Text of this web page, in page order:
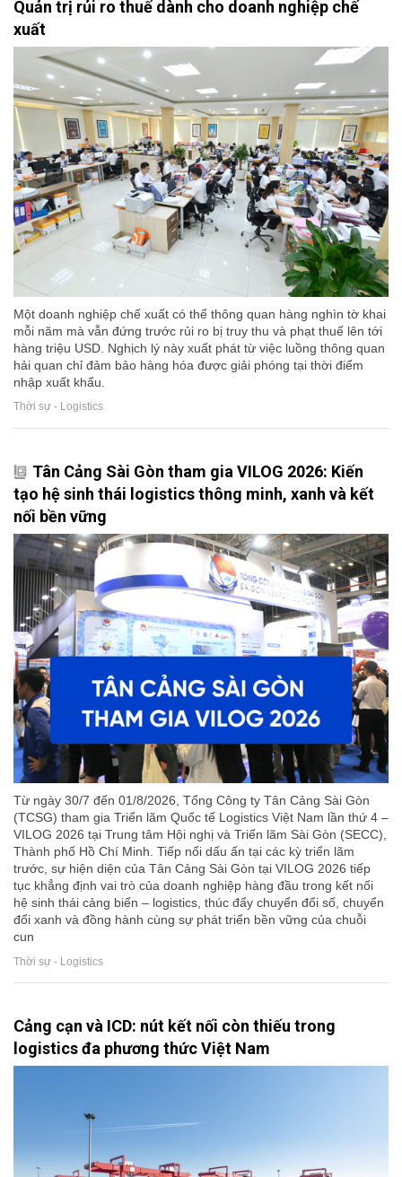
Quản trị rủi ro thuế dành cho doanh nghiệp chế
xuất
Một doanh nghiệp chế xuất có thể thông quan hàng nghìn tờ khai
mỗi năm mà vẫn đứng trước rủi ro bị truy thu và phạt thuế lên tới
hàng triệu USD. Nghịch lý này xuất phát từ việc luồng thông quan
hải quan chỉ đảm bảo hàng hóa được giải phóng tại thời điểm
nhập xuất khẩu.
Thời sự - Logistics
Tân Cảng Sài Gòn tham gia VILOG 2026: Kiến
tạo hệ sinh thái logistics thông minh, xanh và kết
nối bền vững
Từ ngày 30/7 đến 01/8/2026, Tổng Công ty Tân Cảng Sài Gòn
(TCSG) tham gia Triển lãm Quốc tế Logistics Việt Nam lần thứ 4 –
VILOG 2026 tại Trung tâm Hội nghị và Triển lãm Sài Gòn (SECC),
Thành phố Hồ Chí Minh. Tiếp nối dấu ấn tại các kỳ triển lãm
trước, sự hiện diện của Tân Cảng Sài Gòn tại VILOG 2026 tiếp
tục khẳng định vai trò của doanh nghiệp hàng đầu trong kết nối
hệ sinh thái cảng biển – logistics, thúc đẩy chuyển đổi số, chuyển
đổi xanh và đồng hành cùng sự phát triển bền vững của chuỗi
cun
Thời sự - Logistics
Cảng cạn và ICD: nút kết nối còn thiếu trong
logistics đa phương thức Việt Nam